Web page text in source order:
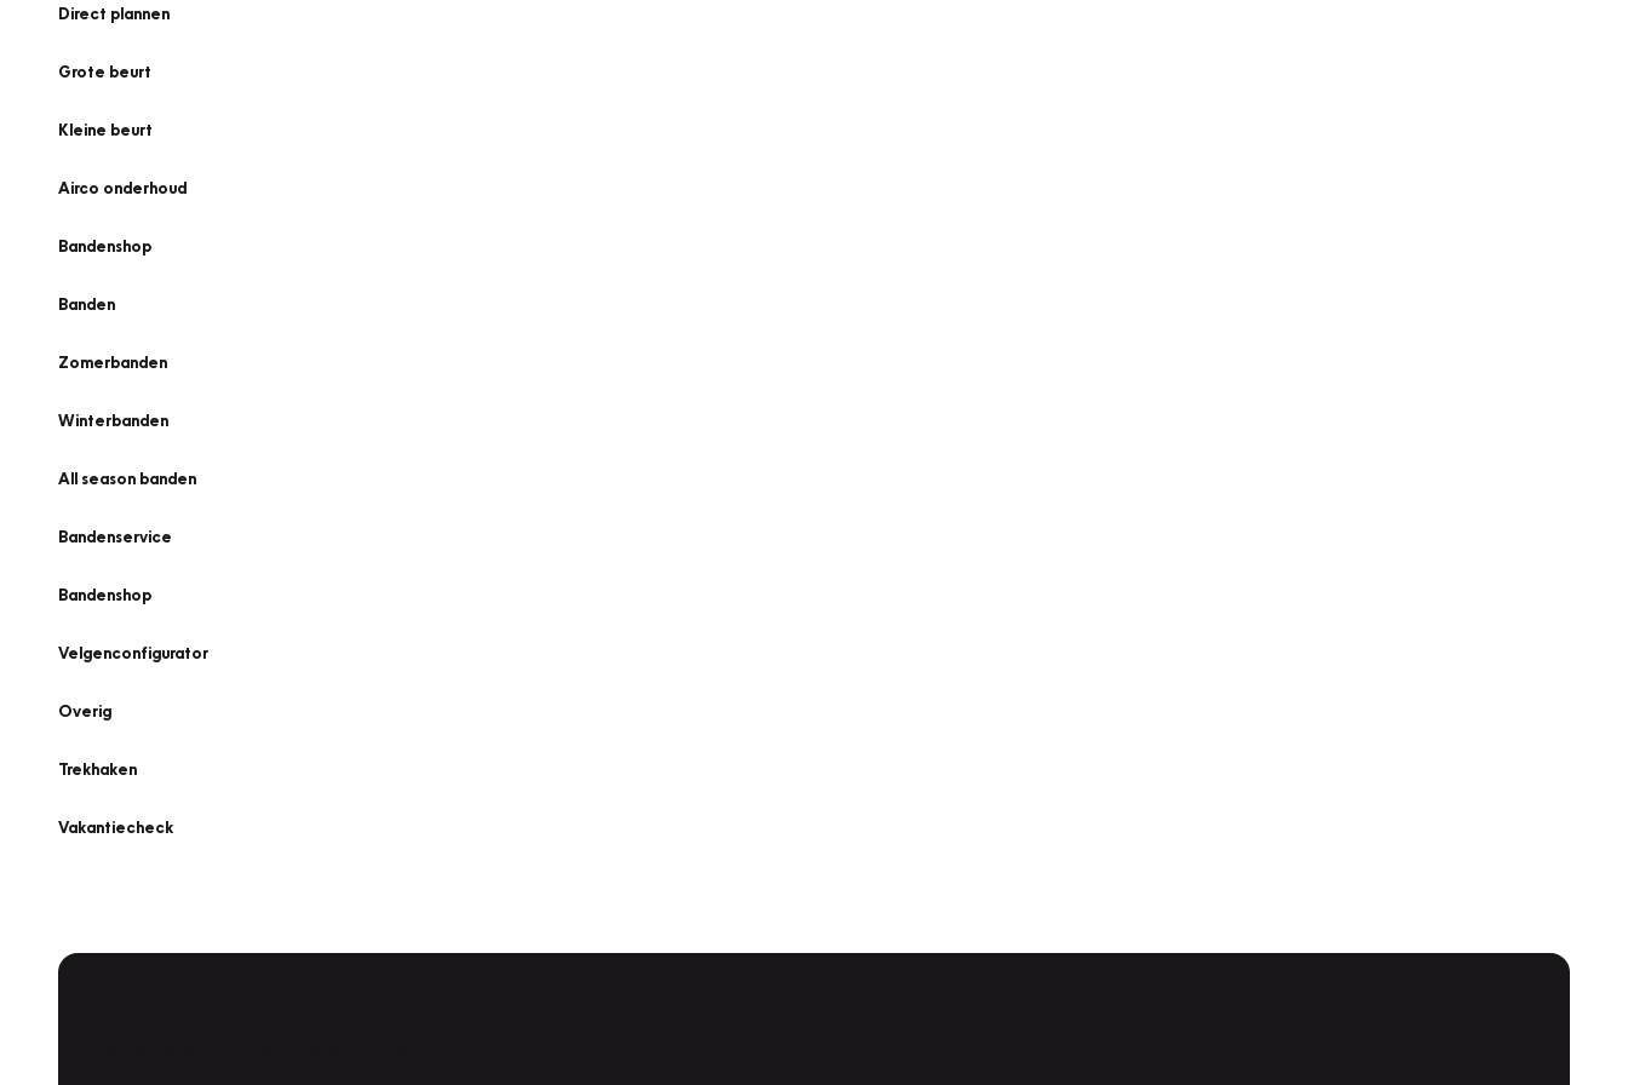
Direct plannen
Grote beurt
Kleine beurt
Airco onderhoud
Bandenshop
Banden
Zomerbanden
Winterbanden
All season banden
Bandenservice
Bandenshop
Velgenconfigurator
Overig
Trekhaken
Vakantiecheck